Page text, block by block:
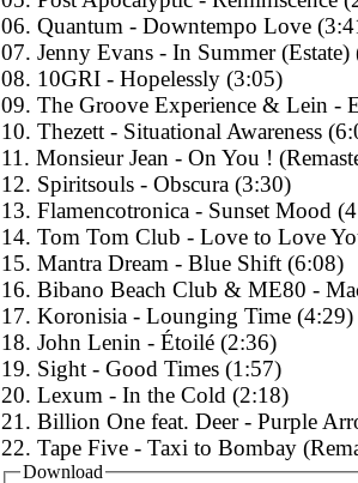
06. Quantum - Downtempo Love
07. Jenny Evans - In Summer (Estate)
08. 10GRI - Hopelessly (3:05)
09. The Groove Experience & Lein -
10. Thezett - Situational Awareness
11. Monsieur Jean - On You !
12. Spiritsouls - Obscura (3:30)
13. Flamencotronica - Sunset Mood
14. Tom Tom Club - Love to Love
15. Mantra Dream - Blue Shift (6:08)
16. Bibano Beach Club & ME80 -
17. Koronisia - Lounging Time (4:29)
18. John Lenin - Étoilé (2:36)
19. Sight - Good Times (1:57)
20. Lexum - In the Cold (2:18)
21. Billion One feat. Deer - Purple
22. Tape Five - Taxi to Bombay
Download